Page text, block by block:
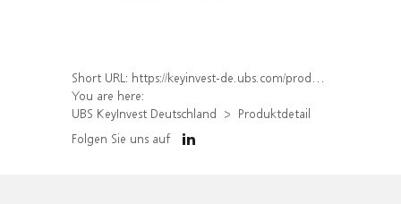
Short URL: https://keyinvest-de.ubs.com/produkt/detail/index/isin/DE000WA6H6W6
You are here:
UBS KeyInvest Deutschland
Produktdetail
Folgen Sie uns auf